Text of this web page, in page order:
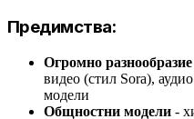
Предимства:
Огромно разнообразие
видео (стил Sora),
модели
Общностни модели -